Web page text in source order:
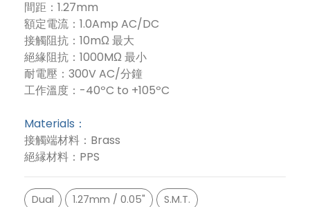
間距：1.27mm
額定電流：1.0Amp AC/DC
接觸阻抗：10mΩ 最大
絕緣阻抗：1000MΩ 最小
耐電壓：300V AC/分鐘
工作溫度：-40ºC to +105ºC
Materials：
接觸端材料：Brass
絕縁材料：PPS
Dual 1.27mm / 0.05" S.M.T.